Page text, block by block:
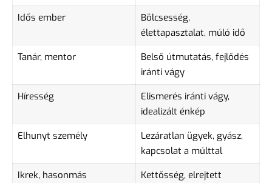
Idős ember
Bölcsesség,
élettapasztalat, múló idő
Tanár, mentor
Belső útmutatás, fejlődés
iránti vágy
Híresség
Elismerés iránti vágy,
idealizált énkép
Elhunyt személy
Lezáratlan ügyek, gyász,
kapcsolat a múlttal
Ikrek, hasonmás
Kettősség, elrejtett